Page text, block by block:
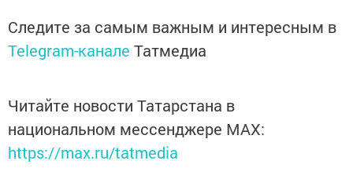
Следите за самым важным и интересным в
Telegram-канале Татмедиа
Читайте новости Татарстана в
национальном мессенджере MАХ:
https://max.ru/tatmedia